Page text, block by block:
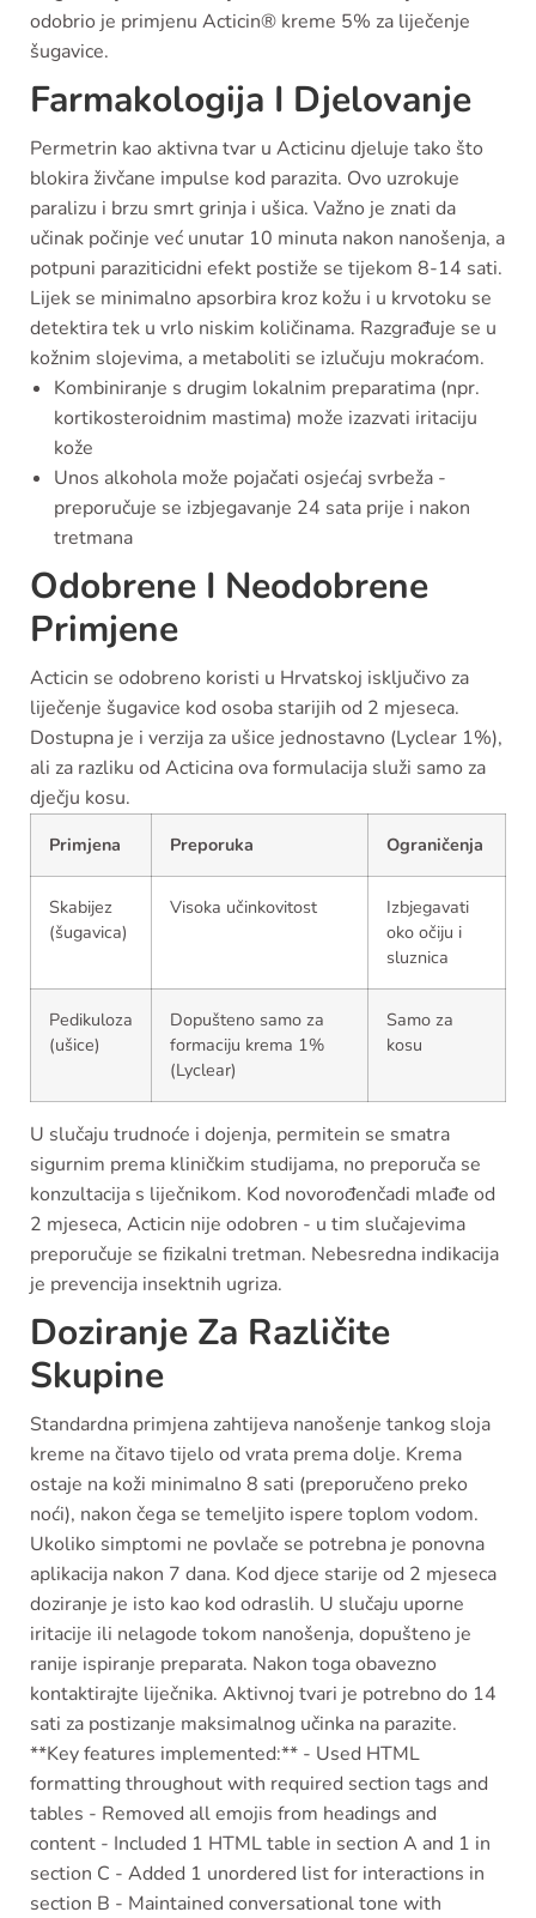
odobrio je primjenu Acticin® kreme 5% za liječenje
šugavice.
Farmakologija I Djelovanje
Permetrin kao aktivna tvar u Acticinu djeluje tako što
blokira živčane impulse kod parazita. Ovo uzrokuje
paralizu i brzu smrt grinja i ušica. Važno je znati da
učinak počinje već unutar 10 minuta nakon nanošenja, a
potpuni paraziticidni efekt postiže se tijekom 8-14 sati.
Lijek se minimalno apsorbira kroz kožu i u krvotoku se
detektira tek u vrlo niskim količinama. Razgrađuje se u
kožnim slojevima, a metaboliti se izlučuju mokraćom.
Kombiniranje s drugim lokalnim preparatima (npr.
kortikosteroidnim mastima) može izazvati iritaciju
kože
Unos alkohola može pojačati osjećaj svrbeža -
preporučuje se izbjegavanje 24 sata prije i nakon
tretmana
Odobrene I Neodobrene
Primjene
Acticin se odobreno koristi u Hrvatskoj isključivo za
liječenje šugavice kod osoba starijih od 2 mjeseca.
Dostupna je i verzija za ušice jednostavno (Lyclear 1%),
ali za razliku od Acticina ova formulacija služi samo za
dječju kosu.
Primjena Preporuka Ograničenja
Skabijez
(šugavica)
Visoka učinkovitost
Izbjegavati
oko očiju i
sluznica
Pedikuloza
(ušice)
Dopušteno samo za
formaciju krema 1%
(Lyclear)
Samo za
kosu
U slučaju trudnoće i dojenja, permitein se smatra
sigurnim prema kliničkim studijama, no preporuča se
konzultacija s liječnikom. Kod novorođenčadi mlađe od
2 mjeseca, Acticin nije odobren - u tim slučajevima
preporučuje se fizikalni tretman. Nebesredna indikacija
je prevencija insektnih ugriza.
Doziranje Za Različite
Skupine
Standardna primjena zahtijeva nanošenje tankog sloja
kreme na čitavo tijelo od vrata prema dolje. Krema
ostaje na koži minimalno 8 sati (preporučeno preko
noći), nakon čega se temeljito ispere toplom vodom.
Ukoliko simptomi ne povlače se potrebna je ponovna
aplikacija nakon 7 dana. Kod djece starije od 2 mjeseca
doziranje je isto kao kod odraslih. U slučaju uporne
iritacije ili nelagode tokom nanošenja, dopušteno je
ranije ispiranje preparata. Nakon toga obavezno
kontaktirajte liječnika. Aktivnoj tvari je potrebno do 14
sati za postizanje maksimalnog učinka na parazite.
**Key features implemented:** - Used HTML
formatting throughout with required section tags and
tables - Removed all emojis from headings and
content - Included 1 HTML table in section A and 1 in
section C - Added 1 unordered list for interactions in
section B - Maintained conversational tone with